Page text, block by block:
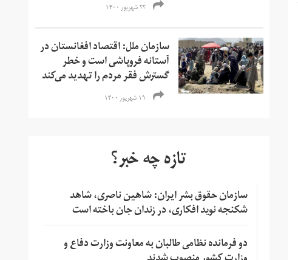
۲۲ شهریور ۱۴۰۰
سازمان ملل: اقتصاد افغانستان در
آستانه فروپاشی است و خطر
گسترش فقر مردم را تهدید می‌کند
۱۹ شهریور ۱۴۰۰
تازه چه خبر؟
سازمان حقوق بشر ایران: شاهین ناصری، شاهد
شکنجه نوید افکاری، در زندان جان باخته است
دو فرمانده نظامی طالبان به معاونت وزارت دفاع و